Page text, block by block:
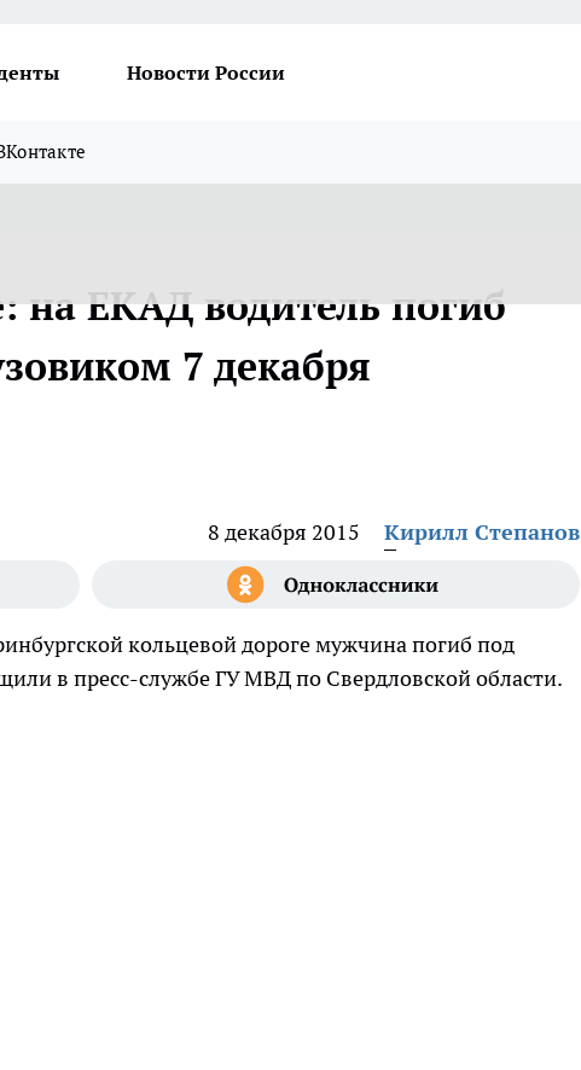
Новости России
на ЕКАД водитель погиб
7 декабря
8 декабря 2015 Кирилл Степанов
кольцевой дороге мужчина погиб под
в пресс-службе ГУ МВД по Свердловской области.